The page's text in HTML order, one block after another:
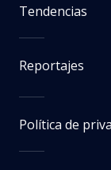
Tendencias
Reportajes
Política de